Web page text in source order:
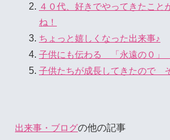
４０代、好きでやってきたこと
ね！
ちょっと嬉しくなった出来事♪
子供にも伝わる 「永遠の０」
子供たちが成長してきたので
出来事・ブログの他の記事